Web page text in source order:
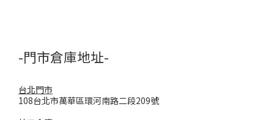
-門市倉庫地址-
台北門市
108台北市萬華區環河南路二段209號